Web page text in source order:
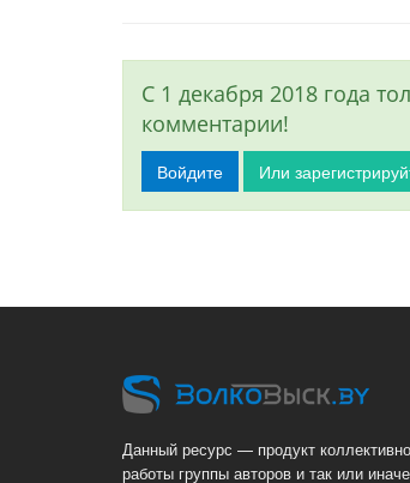
С 1 декабря 2018 года
комментарии!
Войдите Или
Данный ресурс — продукт
работы группы авторов и так или иначе